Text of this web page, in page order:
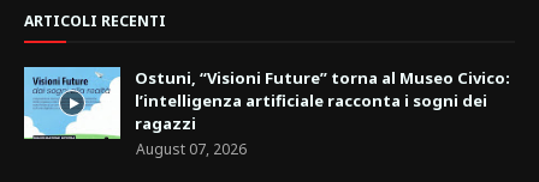
ARTICOLI RECENTI
Ostuni, “Visioni Future” torna al Museo Civico:
l’intelligenza artificiale racconta i sogni dei
ragazzi
August 07, 2026